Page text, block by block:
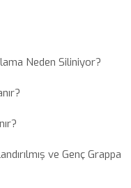
Neden Siliniyor?
ve Genç Grappa